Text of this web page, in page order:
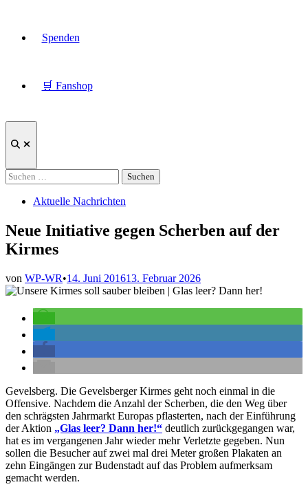
Spenden
🛒 Fanshop
Suche
Suchen
nach:
Veröffentlicht
Aktuelle Nachrichten
Neue Initiative gegen Scherben auf der
Kirmes
von WP-WR•14. Juni 201613. Februar 2026
Gevelsberg. Die Gevelsberger Kirmes geht noch einmal in die
Offensive. Nachdem die Anzahl der Scherben, die den Weg über
den schrägsten Jahrmarkt Europas pflasterten, nach der Einführung
der Aktion „Glas leer? Dann her!“ deutlich zurückgegangen war,
hat es im vergangenen Jahr wieder mehr Verletzte gegeben. Nun
sollen die Besucher auf zwei mal drei Meter großen Plakaten an
zehn Eingängen zur Budenstadt auf das Problem aufmerksam
gemacht werden.